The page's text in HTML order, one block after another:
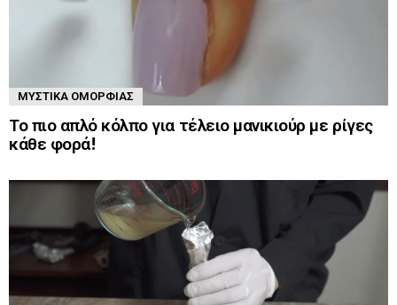
ΜΥΣΤΙΚΆ ΟΜΟΡΦΙΆΣ
Το πιο απλό κόλπο για τέλειο μανικιούρ με ρίγες
κάθε φορά!